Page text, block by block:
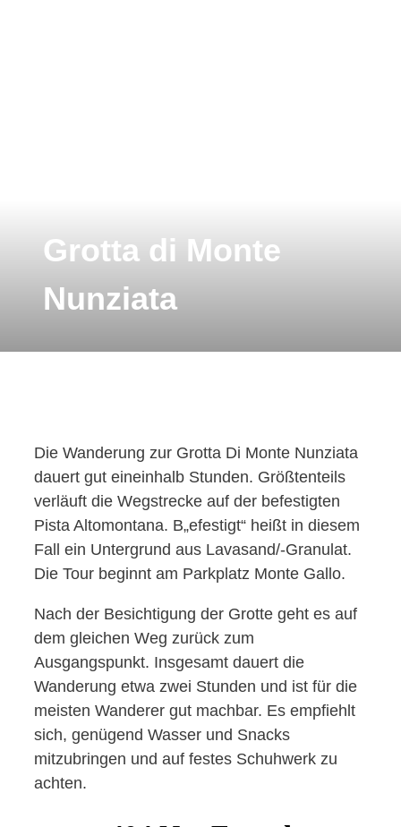
Grotta di Monte
Nunziata
Die Wanderung zur Grotta Di Monte Nunziata
dauert gut eineinhalb Stunden. Größtenteils
verläuft die Wegstrecke auf der befestigten
Pista Altomontana. B„efestigt“ heißt in diesem
Fall ein Untergrund aus Lavasand/-Granulat.
Die Tour beginnt am Parkplatz Monte Gallo.
Nach der Besichtigung der Grotte geht es auf
dem gleichen Weg zurück zum
Ausgangspunkt. Insgesamt dauert die
Wanderung etwa zwei Stunden und ist für die
meisten Wanderer gut machbar. Es empfiehlt
sich, genügend Wasser und Snacks
mitzubringen und auf festes Schuhwerk zu
achten.